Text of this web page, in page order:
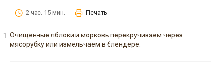
2 час. 15 мин. Печать
Очищенные яблоки и морковь перекручиваем через
мясорубку или измельчаем в блендере.